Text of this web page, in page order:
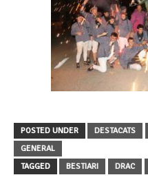
POSTED UNDER DESTACATS
GENERAL
TAGGED
BESTIARI DRAC